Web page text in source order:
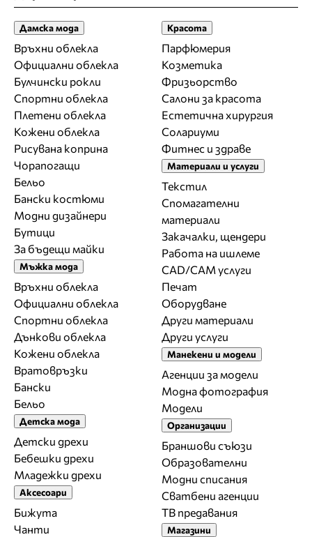
Дамска мода
Връхни облекла
Официални облекла
Булчински рокли
Спортни облекла
Плетени облекла
Кожени облекла
Рисувана коприна
Чорапогащи
Бельо
Бански костюми
Модни дизайнери
Бутици
За бъдещи майки
Мъжка мода
Връхни облекла
Официални облекла
Спортни облекла
Дънкови облекла
Кожени облекла
Вратовръзки
Бански
Бельо
Детска мода
Детски дрехи
Бебешки дрехи
Младежки дрехи
Аксесоари
Бижута
Чанти
Красота
Парфюмерия
Козметика
Фризьорство
Салони за красота
Естетична хирургия
Солариуми
Фитнес и здраве
Материали и услуги
Текстил
Спомагателни
материали
Закачалки, щендери
Работа на ишлеме
CAD/CAM услуги
Печат
Оборудване
Други материали
Други услуги
Манекени и модели
Агенции за модели
Модна фотография
Модели
Организации
Браншови съюзи
Образователни
Модни списания
Сватбени агенции
ТВ предавания
Магазини